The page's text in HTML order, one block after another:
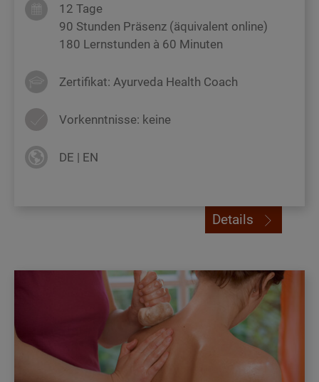
12 Tage
90 Stunden Präsenz (äquivalent online)
180 Lernstunden à 60 Minuten
Zertifikat: Ayurveda Health Coach
Vorkenntnisse: keine
DE | EN
Details